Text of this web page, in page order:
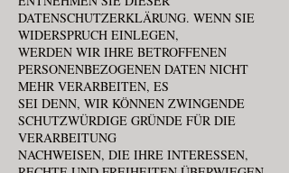
DATENSCHUTZERKLÄRUNG. WENN SIE
WIDERSPRUCH EINLEGEN,
WERDEN WIR IHRE BETROFFENEN
PERSONENBEZOGENEN DATEN NICHT
MEHR VERARBEITEN, ES
SEI DENN, WIR KÖNNEN ZWINGENDE
SCHUTZWÜRDIGE GRÜNDE FÜR DIE
VERARBEITUNG
NACHWEISEN, DIE IHRE INTERESSEN,